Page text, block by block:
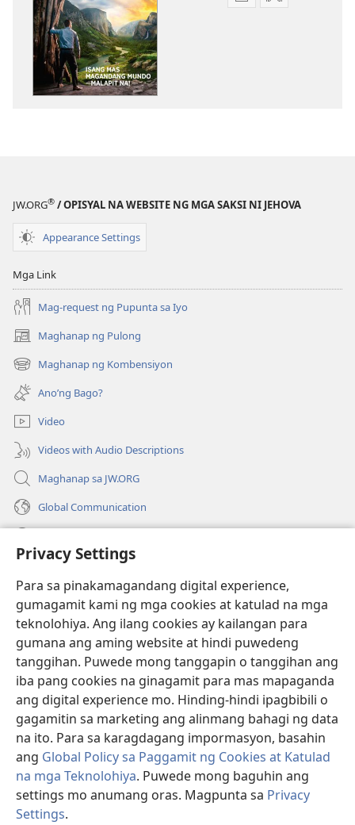
Privacy Settings
Para sa pinakamagandang digital experience,
gumagamit kami ng mga cookies at katulad na mga
teknolohiya. Ang ilang cookies ay kailangan para
gumana ang aming website at hindi puwedeng
tanggihan. Puwede mong tanggapin o tanggihan ang
iba pang cookies na ginagamit para mas mapaganda
ang digital experience mo. Hinding-hindi ipagbibili o
gagamitin sa marketing ang alinmang bahagi ng data
na ito. Para sa karagdagang impormasyon, basahin
ang Global Policy sa Paggamit ng Cookies at Katulad
na mga Teknolohiya. Puwede mong baguhin ang
settings mo anumang oras. Magpunta sa Privacy
Settings.
MundoMundo
JW.ORG® / OPISYAL NA WEBSITE NG MGA SAKSI NI JEHOVA
Appearance Settings
Mga Link
Mag-request ng Pupunta sa Iyo
Maghanap ng Pulong
(may
bubukas
na
bagong
window)
Maghanap ng Kombensiyon
(may
bubukas
na
bagong
window)
Ano’ng Bago?
Video
Videos with Audio Descriptions
Maghanap sa JW.ORG
Global Communication
(may
na
bagong
window)
Watchtower ONLINE LIBRARY™
(may
bubukas
na
bagong
window)
JW Hub ®
(may
bubukas
bagong
window)
JW Library ®
Watchtower Library®
Copyright